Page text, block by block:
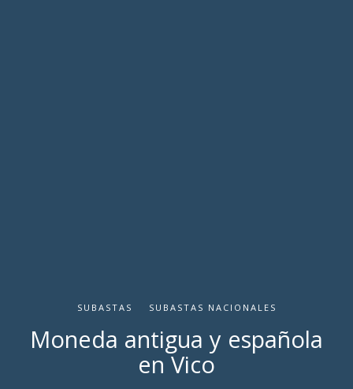
SUBASTAS SUBASTAS NACIONALES
Moneda antigua y española
en Vico